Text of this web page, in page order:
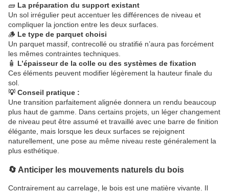
🧱 La préparation du support existant
Un sol irrégulier peut accentuer les différences de niveau et
compliquer la jonction entre les deux surfaces.
🪵 Le type de parquet choisi
Un parquet massif, contrecollé ou stratifié n’aura pas forcément
les mêmes contraintes techniques.
🧴 L’épaisseur de la colle ou des systèmes de fixation
Ces éléments peuvent modifier légèrement la hauteur finale du
sol.
💡 Conseil pratique :
Une transition parfaitement alignée donnera un rendu beaucoup
plus haut de gamme. Dans certains projets, un léger changement
de niveau peut être assumé et travaillé avec une barre de finition
élégante, mais lorsque les deux surfaces se rejoignent
naturellement, une pose au même niveau reste généralement la
plus esthétique.
🔄 Anticiper les mouvements naturels du bois
Contrairement au carrelage, le bois est une matière vivante. Il